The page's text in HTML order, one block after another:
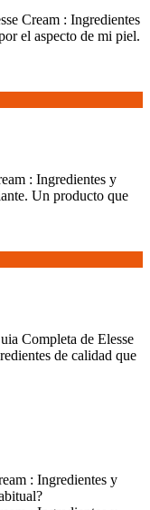
Cream : Ingredientes
el aspecto de mi piel.
: Ingredientes y
Un producto que
Completa de Elesse
de calidad que
: Ingredientes y